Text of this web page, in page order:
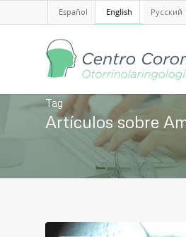
Español English Русский
Tag
Artículos sobre